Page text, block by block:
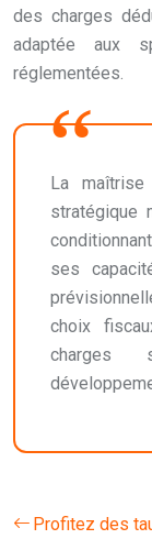
des charges
adaptée aux
réglementées.
La
stratégique
ses
choix
charges
Profitez des